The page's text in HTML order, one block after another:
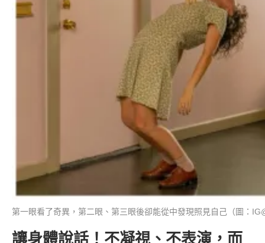
第一眼看了奇異，第二眼、第三眼後卻能從中發現照見自己（圖：
讓身體說話！不凝視、不表演，而